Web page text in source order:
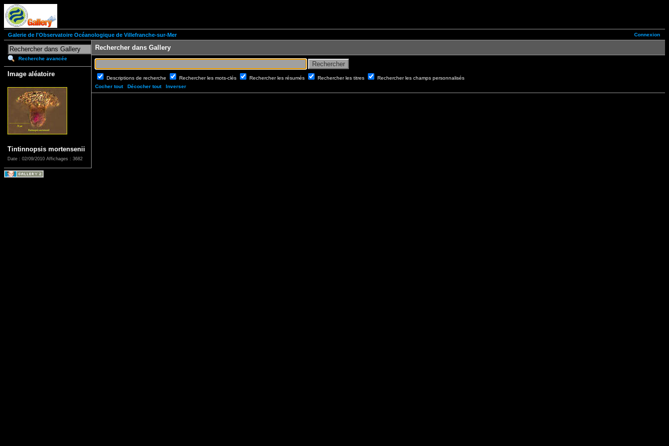
Connexion
Galerie de l'Observatoire Océanologique de Villefranche-sur-Mer
Recherche avancée
Image aléatoire
Tintinnopsis mortensenii
Date : 02/09/2010 Affichages : 3682
Rechercher dans Gallery
Descriptions de recherche Rechercher les mots-clés Rechercher les résumés Rechercher les titres
Rechercher les champs personnalisés
Cocher tout
Décocher tout Inverser